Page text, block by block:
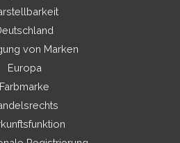
von Marken
Europa
Farbmarke